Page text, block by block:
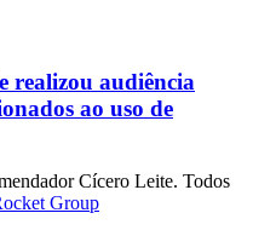
realizou audiência
ao uso de
Cícero Leite. Todos
Group